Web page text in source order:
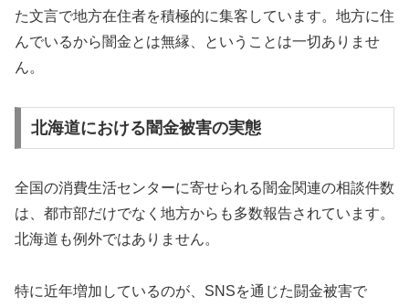
た文言で地方在住者を積極的に集客しています。地方に住
んでいるから闇金とは無縁、ということは一切ありませ
ん。
北海道における闇金被害の実態
全国の消費生活センターに寄せられる闇金関連の相談件数
は、都市部だけでなく地方からも多数報告されています。
北海道も例外ではありません。
特に近年増加しているのが、SNSを通じた闘金被害で